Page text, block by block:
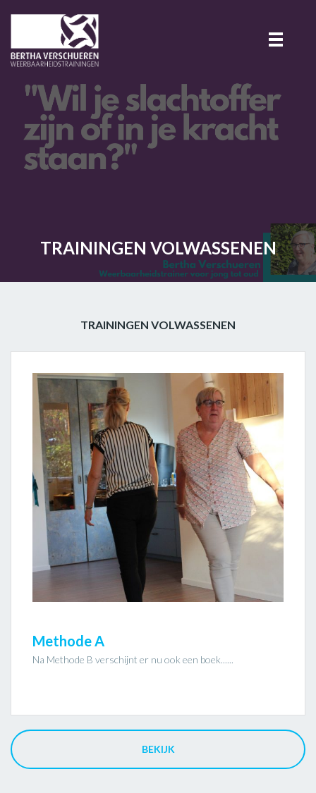
TRAININGEN VOLWASSENEN
TRAININGEN VOLWASSENEN
Methode A
Na Methode B verschijnt er nu ook een boek......
BEKIJK